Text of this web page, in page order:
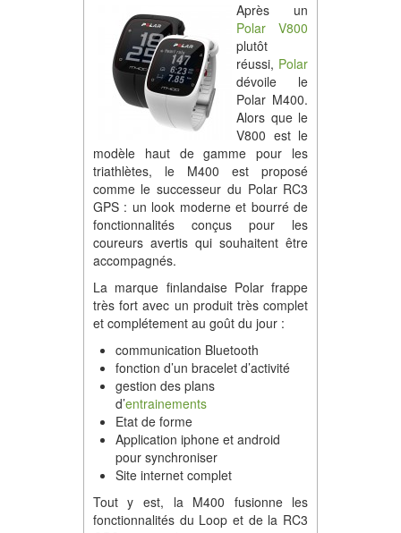
Outils & Réseaux
Après un
Polar V800
plutôt
réussi, Polar
dévoile le
Polar M400.
Alors que le
V800 est le
modèle haut de gamme pour les
triathlètes, le M400 est proposé
comme le successeur du Polar RC3
GPS : un look moderne et bourré de
fonctionnalités conçus pour les
coureurs avertis qui souhaitent être
accompagnés.
La marque finlandaise Polar frappe
très fort avec un produit très complet
et complétement au goût du jour :
communication Bluetooth
fonction d’un bracelet d’activité
gestion des plans
d’entrainements
Etat de forme
Application iphone et android
pour synchroniser
Site internet complet
Tout y est, la M400 fusionne les
fonctionnalités du Loop et de la RC3